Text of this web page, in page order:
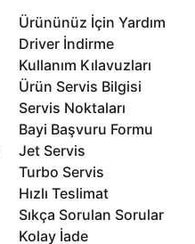
Ürününüz İçin Yardım
Driver İndirme
Kullanım Kılavuzları
Ürün Servis Bilgisi
Servis Noktaları
Bayi Başvuru Formu
Jet Servis
Turbo Servis
Hızlı Teslimat
Sıkça Sorulan Sorular
Kolay İade